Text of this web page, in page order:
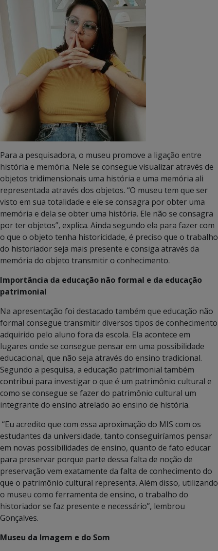
Para a pesquisadora, o museu promove a ligação entre
história e memória. Nele se consegue visualizar através de
objetos tridimensionais uma história e uma memória ali
representada através dos objetos. “O museu tem que ser
visto em sua totalidade e ele se consagra por obter uma
memória e dela se obter uma história. Ele não se consagra
por ter objetos”, explica. Ainda segundo ela para fazer com
o que o objeto tenha historicidade, é preciso que o trabalho
do historiador seja mais presente e consiga através da
memória do objeto transmitir o conhecimento.
Importância da educação não formal e da educação
patrimonial
Na apresentação foi destacado também que educação não
formal consegue transmitir diversos tipos de conhecimento
adquirido pelo aluno fora da escola. Ela acontece em
lugares onde se consegue pensar em uma possibilidade
educacional, que não seja através do ensino tradicional.
Segundo a pesquisa, a educação patrimonial também
contribui para investigar o que é um patrimônio cultural e
como se consegue se fazer do patrimônio cultural um
integrante do ensino atrelado ao ensino de história.
“Eu acredito que com essa aproximação do MIS com os
estudantes da universidade, tanto conseguiríamos pensar
em novas possibilidades de ensino, quanto de fato educar
para preservar porque parte dessa falta de noção de
preservação vem exatamente da falta de conhecimento do
que o patrimônio cultural representa. Além disso, utilizando
o museu como ferramenta de ensino, o trabalho do
historiador se faz presente e necessário”, lembrou
Gonçalves.
Museu da Imagem e do Som